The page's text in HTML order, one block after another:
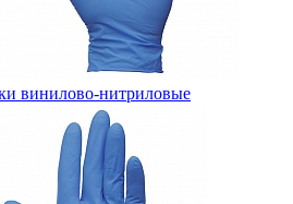
винилово-нитриловые